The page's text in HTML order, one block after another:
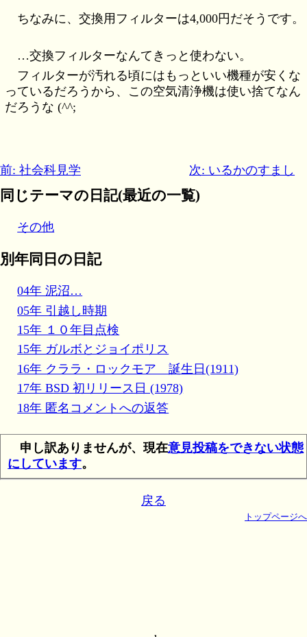
ちなみに、交換用フィルターは4,000円だそうです。
…交換フィルターなんてきっと使わない。
フィルターが汚れる頃にはもっといい機種が安くな
っているだろうから、この空気清浄機は使い捨てなん
だろうな (^^;
前: 社会科見学 次: いるかのすまし
同じテーマの日記(最近の一覧)
その他
別年同日の日記
04年 泥沼…
05年 引越し時期
15年 １０年目点検
15年 ガルボとジョイポリス
16年 クララ・ロックモア 誕生日(1911)
17年 BSD 初リリース日 (1978)
18年 匿名コメントへの返答
申し訳ありませんが、現在意見投稿をできない状態
にしています。
戻る
トップページへ